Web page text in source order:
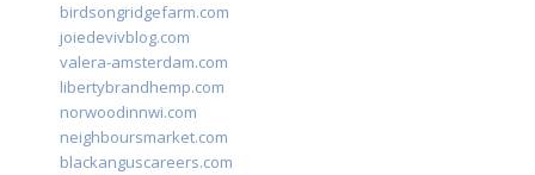
birdsongridgefarm.com
joiedevivblog.com
valera-amsterdam.com
libertybrandhemp.com
norwoodinnwi.com
neighboursmarket.com
blackanguscareers.com